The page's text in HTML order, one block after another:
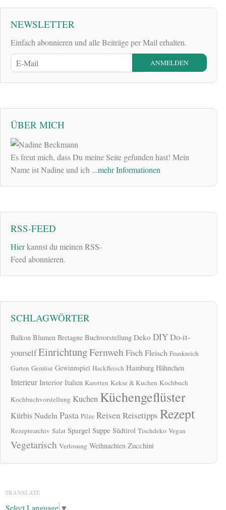
NEWSLETTER
Einfach abonnieren und alle Beiträge per Mail erhalten.
ÜBER MICH
Es freut mich, dass Du meine Seite gefunden hast! Mein
Name ist Nadine und ich ...mehr Informationen
RSS-FEED
Hierkannst du meinen RSS-
Feed abonnieren.
SCHLAGWÖRTER
Balkon Blumen Bretagne Buchvorstellung Deko DIYDo-it-
yourselfEinrichtungFernwehFischFleisch Frankreich
Garten Gemüse Gewinnspiel Hackfleisch Hamburg Hähnchen
Interieur Interior Italien Karotten Kekse & Kuchen Kochbuch
Kochbuchvorstellung Kuchen Küchengeflüster
KürbisNudeln Pasta Pilze Reisen Reisetipps Rezept
Rezeptearchiv Salat Spargel Suppe Südtirol Tischdeko Vegan
Vegetarisch Verlosung Weihnachten Zucchini
TRANSLATE
Select Language ▼